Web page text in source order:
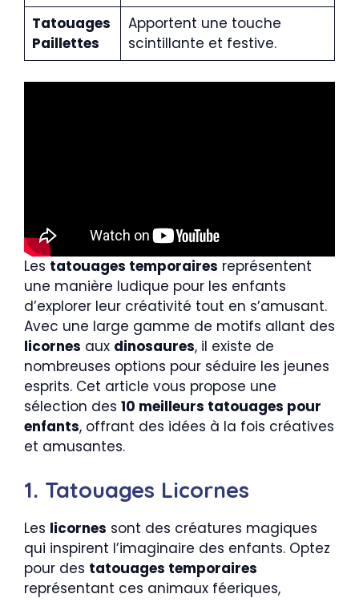
Tatouages
Paillettes
Apportent une touche
scintillante et festive.
Les tatouages temporaires représentent
une manière ludique pour les enfants
d’explorer leur créativité tout en s’amusant.
Avec une large gamme de motifs allant des
licornes aux dinosaures, il existe de
nombreuses options pour séduire les jeunes
esprits. Cet article vous propose une
sélection des 10 meilleurs tatouages pour
enfants, offrant des idées à la fois créatives
et amusantes.
1. Tatouages Licornes
Les licornes sont des créatures magiques
qui inspirent l’imaginaire des enfants. Optez
pour des tatouages temporaires
représentant ces animaux féeriques,